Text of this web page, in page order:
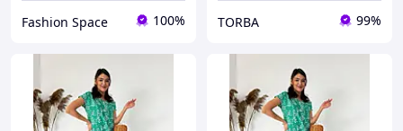
Fashion Space 100% TORBA 99%